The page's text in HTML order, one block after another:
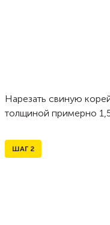
Нарезать свиную
толщиной примерно
ШАГ 2